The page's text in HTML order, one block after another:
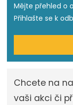
Mějte přehled o
Přihlašte se k
Chcete na
vaši akci či